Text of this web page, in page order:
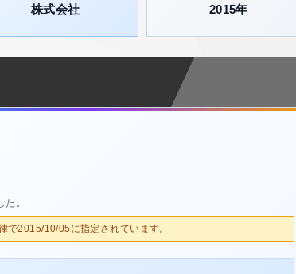
株式会社 2015年
。
2015/10/05に指定されています。